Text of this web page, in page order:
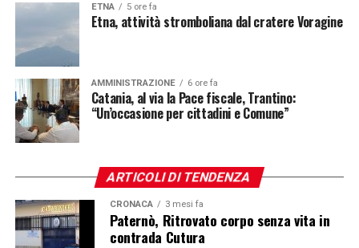
ETNA 5 ore fa
Etna, attività stromboliana dal cratere Voragine
AMMINISTRAZIONE 6 ore fa
Catania, al via la Pace fiscale, Trantino:
“Un’occasione per cittadini e Comune”
ARTICOLI DI TENDENZA
CRONACA 3 mesi fa
Paternò, Ritrovato corpo senza vita in
contrada Cutura